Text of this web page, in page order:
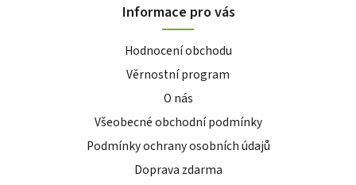
Informace pro vás
Hodnocení obchodu
Věrnostní program
O nás
Všeobecné obchodní podmínky
Podmínky ochrany osobních údajů
Doprava zdarma